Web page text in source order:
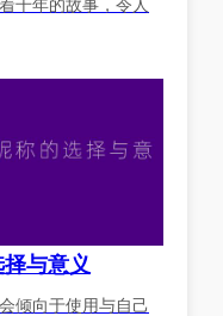
千年的故事，令人
与意义
倾向于使用与自己